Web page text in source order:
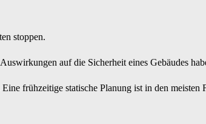
stoppen.
auf die Sicherheit eines Gebäudes
Eine frühzeitige statische Planung ist in den